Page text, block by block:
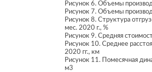
Рисунок 6. Объемы
Рисунок 7. Объемы
Рисунок 8. Структура
мес. 2020 г., %
Рисунок 9. Средняя
Рисунок 10. Среднее
2020 гг., км
Рисунок 11. Помесячная
м3